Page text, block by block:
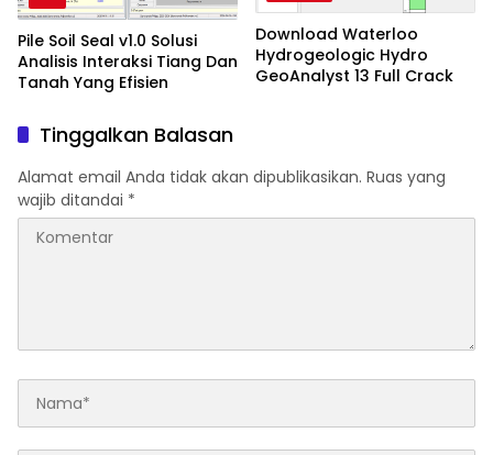
Pile Soil Seal v1.0 Solusi
Analisis Interaksi Tiang Dan
Tanah Yang Efisien
Download Waterloo
Hydrogeologic Hydro
GeoAnalyst 13 Full Crack
Tinggalkan Balasan
Alamat email Anda tidak akan dipublikasikan. Ruas yang
wajib ditandai *